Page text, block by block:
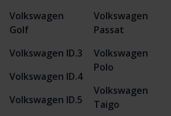
Volkswagen
Golf
Volkswagen ID.3
Volkswagen ID.4
Volkswagen ID.5
Volkswagen
Passat
Volkswagen
Polo
Volkswagen
Taigo